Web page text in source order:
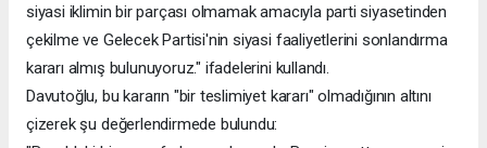
siyasi iklimin bir parçası olmamak amacıyla parti siyasetinden
çekilme ve Gelecek Partisi'nin siyasi faaliyetlerini sonlandırma
kararı almış bulunuyoruz." ifadelerini kullandı.
Davutoğlu, bu kararın "bir teslimiyet kararı" olmadığının altını
çizerek şu değerlendirmede bulundu: